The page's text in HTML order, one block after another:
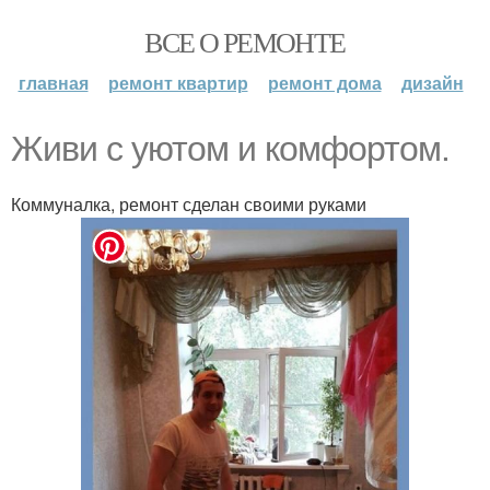
ВСЕ О РЕМОНТЕ
главная ремонт квартир ремонт дома дизайн
Живи с уютом и комфортом.
Коммуналка, ремонт сделан своими руками